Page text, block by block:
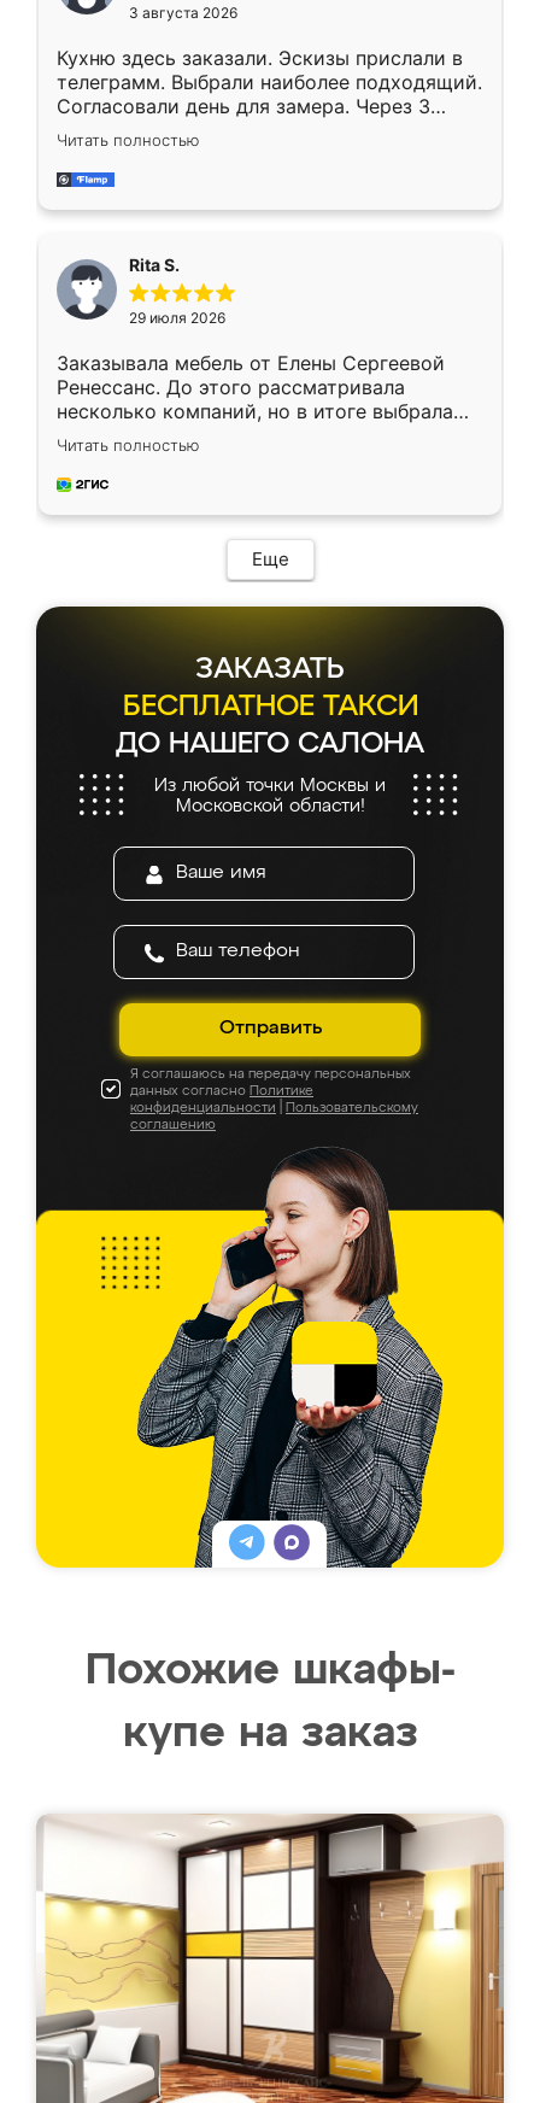
3 августа 2026
Кухню здесь заказали. Эскизы прислали в
телеграмм. Выбрали наиболее подходящий.
Согласовали день для замера. Через 3
недели кухня была уже готова. Остались
довольны работой. Спасибо Ренессанс
мебель за качественную работу!
Читать полностью
Rita S.
29 июля 2026
Заказывала мебель от Елены Сергеевой
Ренессанс. До этого рассматривала
несколько компаний, но в итоге выбрала
эту. Сначала обговорили условия, потом
приехал замерщик, всё спокойно объяснил
и снял размеры. Изготовили в срок, с
мебель сразу встала на свое место без
каких-либо доработок. Качеством осталась
довольна, все выглядит так, как и ожидала.
Читать полностью
Еще
ЗАКАЗАТЬ
БЕСПЛАТНОЕ ТАКСИ
ДО НАШЕГО САЛОНА
Из любой точки Москвы и
Московской области!
Отправить
Я соглашаюсь на передачу персональных
данных согласно Политике
конфиденциальности
Пользовательскому
соглашению
Похожие шкафы-
купе на заказ